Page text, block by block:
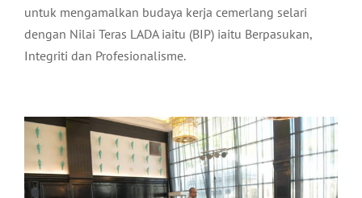
untuk mengamalkan budaya kerja cemerlang selari
dengan Nilai Teras LADA iaitu (BIP) iaitu Berpasukan,
Integriti dan Profesionalisme.